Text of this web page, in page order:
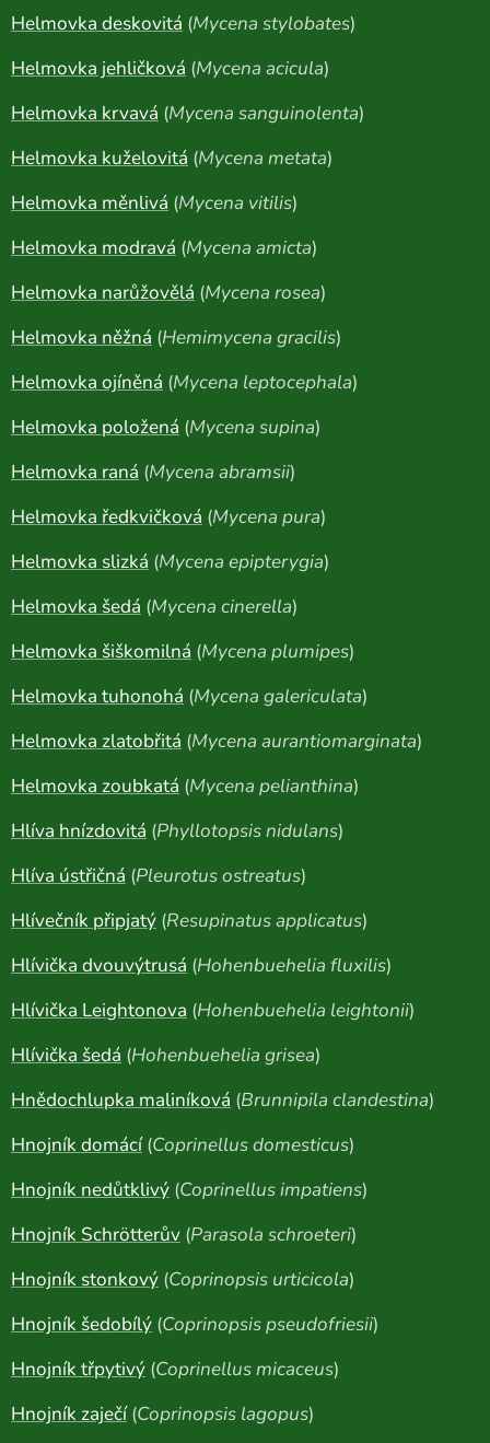
Helmovka deskovitá (Mycena stylobates)
Helmovka jehličková (Mycena acicula)
Helmovka krvavá (Mycena sanguinolenta)
Helmovka kuželovitá (Mycena metata)
Helmovka měnlivá (Mycena vitilis)
Helmovka modravá (Mycena amicta)
Helmovka narůžovělá (Mycena rosea)
Helmovka něžná (Hemimycena gracilis)
Helmovka ojíněná (Mycena leptocephala)
Helmovka položená (Mycena supina)
Helmovka raná (Mycena abramsii)
Helmovka ředkvičková (Mycena pura)
Helmovka slizká (Mycena epipterygia)
Helmovka šedá (Mycena cinerella)
Helmovka šiškomilná (Mycena plumipes)
Helmovka tuhonohá (Mycena galericulata)
Helmovka zlatobřitá (Mycena aurantiomarginata)
Helmovka zoubkatá (Mycena pelianthina)
Hlíva hnízdovitá (Phyllotopsis nidulans)
Hlíva ústřičná (Pleurotus ostreatus)
Hlívečník připjatý (Resupinatus applicatus)
Hlívička dvouvýtrusá (Hohenbuehelia fluxilis)
Hlívička Leightonova (Hohenbuehelia leightonii)
Hlívička šedá (Hohenbuehelia grisea)
Hnědochlupka maliníková (Brunnipila clandestina)
Hnojník domácí(Coprinellus domesticus)
Hnojník nedůtklivý (Coprinellus impatiens)
Hnojník Schrötterův (Parasola schroeteri)
Hnojník stonkový (Coprinopsis urticicola)
Hnojník šedobílý (Coprinopsis pseudofriesii)
Hnojník třpytivý (Coprinellus micaceus)
Hnojník zaječí(Coprinopsis lagopus)